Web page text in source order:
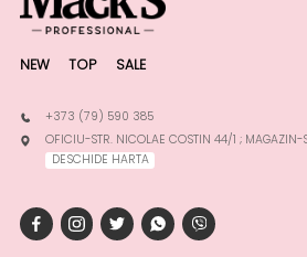
NEW TOP SALE
+373 (79) 590 385
OFICIU-STR. NICOLAE COSTIN 44/1 ; MAGAZIN-
DESCHIDE HARTA